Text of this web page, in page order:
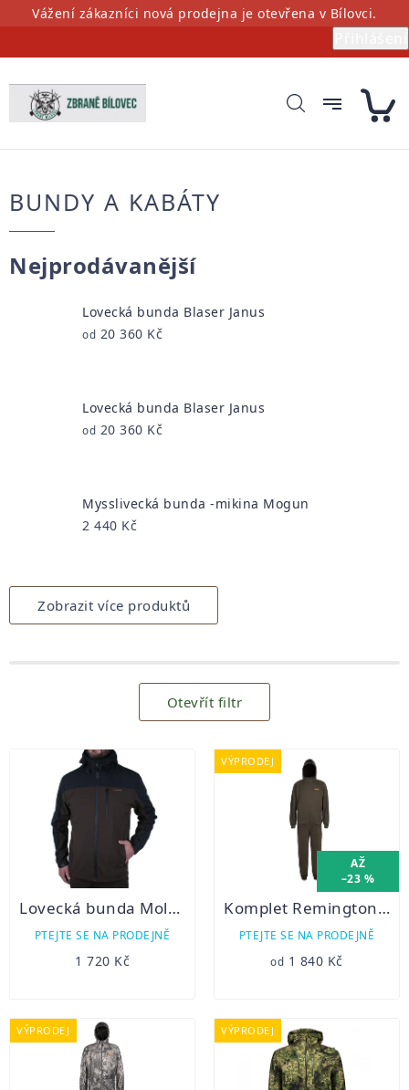
PřejítVážení zákazníci nová prodejna je otevřena v Bílovci.
BUNDY A KABÁTY
Nejprodávanější
Lovecká bunda Blaser Janus
od 20 360 Kč
Lovecká bunda Blaser Janus
od 20 360 Kč
Mysslivecká bunda -mikina Mogun
2 440 Kč
Zobrazit více produktů
Otevřít filtr
produktů
Lovecká bunda Moleskin letní
PTEJTE SE NA PRODEJNĚ
1 720 Kč
VÝPRODEJ
AŽ
–23 %
Komplet Remington Alabama Professional Dark Olive
PTEJTE SE NA PRODEJNĚ
od 1 840 Kč
VÝPRODEJ VÝPRODEJ